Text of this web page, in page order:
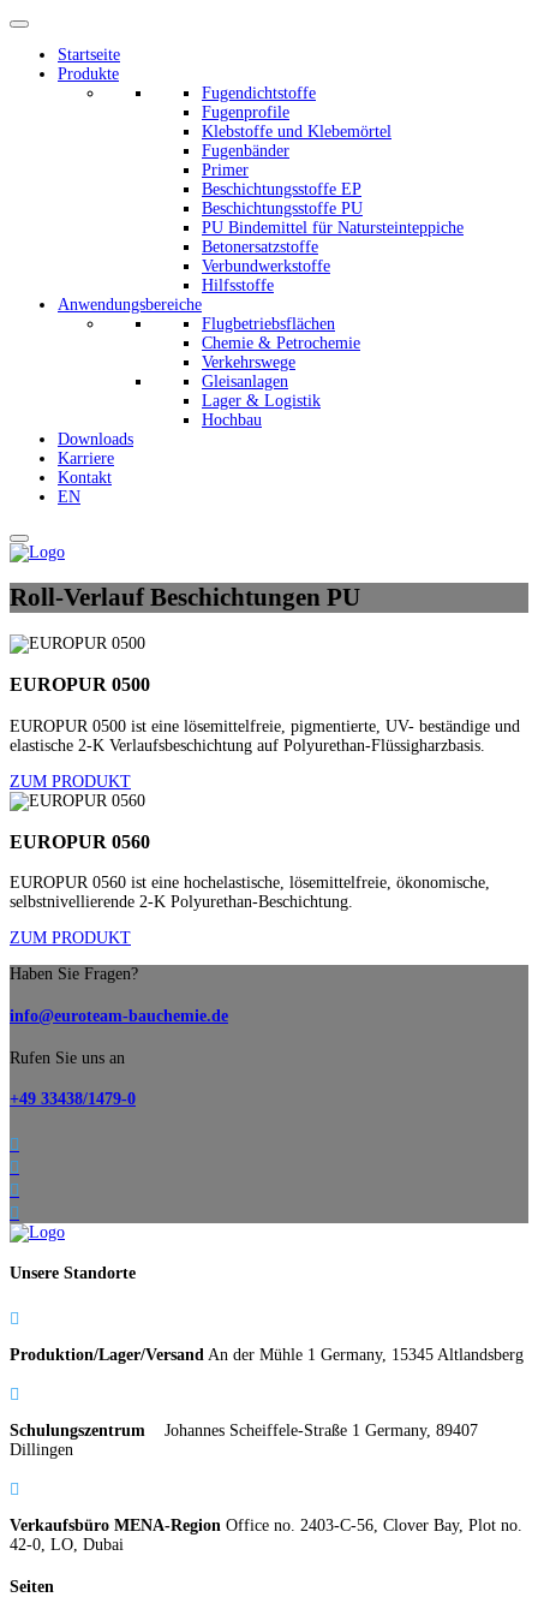
Startseite
Produkte
Fugendichtstoffe
Fugenprofile
Klebstoffe und Klebemörtel
Fugenbänder
Primer
Beschichtungsstoffe EP
Beschichtungsstoffe PU
PU Bindemittel für Natursteinteppiche
Betonersatzstoffe
Verbundwerkstoffe
Hilfsstoffe
Anwendungsbereiche
Flugbetriebsflächen
Chemie & Petrochemie
Verkehrswege
Gleisanlagen
Lager & Logistik
Hochbau
Downloads
Karriere
Kontakt
EN
Roll-VerlaufBeschichtungen PU
EUROPUR 0500
EUROPUR 0500 ist eine lösemittelfreie, pigmentierte, UV- beständige und
elastische 2-K Verlaufsbeschichtung auf Polyurethan-Flüssigharzbasis.
ZUM PRODUKT
EUROPUR 0560
EUROPUR 0560 ist eine hochelastische, lösemittelfreie, ökonomische,
selbstnivellierende 2-K Polyurethan-Beschichtung.
ZUM PRODUKT
Haben Sie Fragen?
info@euroteam-bauchemie.de
Rufen Sie uns an
+49 33438/1479-0




Unsere Standorte

Produktion/Lager/Versand An der Mühle 1 Germany, 15345 Altlandsberg

Schulungszentrum Johannes Scheiffele-Straße 1 Germany, 89407
Dillingen

Verkaufsbüro MENA-Region Office no. 2403-C-56, Clover Bay, Plot no.
42-0, LO, Dubai
Seiten